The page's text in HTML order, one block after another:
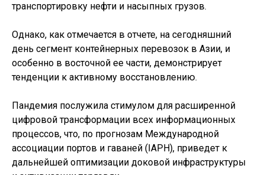
транспортировку нефти и насыпных грузов.
Однако, как отмечается в отчете, на сегодняшний
день сегмент контейнерных перевозок в Азии, и
особенно в восточной ее части, демонстрирует
тенденции к активному восстановлению.
Пандемия послужила стимулом для расширенной
цифровой трансформации всех информационных
процессов, что, по прогнозам Международной
ассоциации портов и гаваней (IAPH), приведет к
дальнейшей оптимизации доковой инфраструктуры